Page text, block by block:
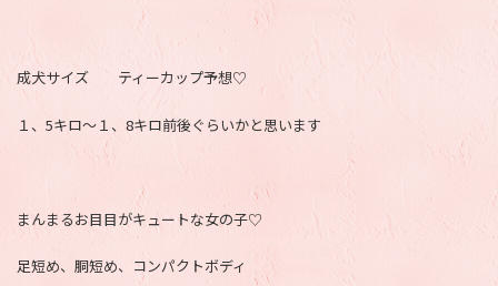
成犬サイズ ティーカップ予想♡
１、5キロ～１、8キロ前後ぐらいかと思います
まんまるお目目がキュートな女の子♡
足短め、胴短め、コンパクトボディ